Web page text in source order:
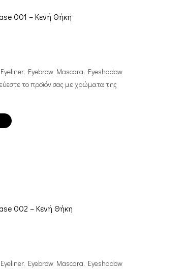
001 – Κενή Θήκη
Eyebrow Mascara, Eyeshadow
το προϊόν σας με χρώματα της
002 – Κενή Θήκη
Eyebrow Mascara, Eyeshadow